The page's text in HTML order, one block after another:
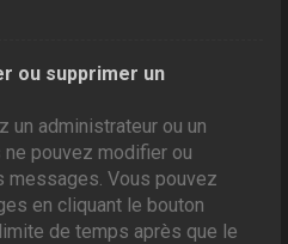
ou supprimer un
un administrateur ou un
pouvez modifier ou
messages. Vous pouvez
en cliquant le bouton
de temps après que le